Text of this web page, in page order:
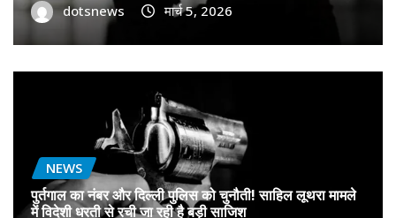
dotsnews मार्च 5, 2026
NEWS
पुर्तगाल का नंबर और दिल्ली पुलिस को चुनौती! साहिल लूथरा मामले
में विदेशी धरती से रची जा रही है बड़ी साजिश